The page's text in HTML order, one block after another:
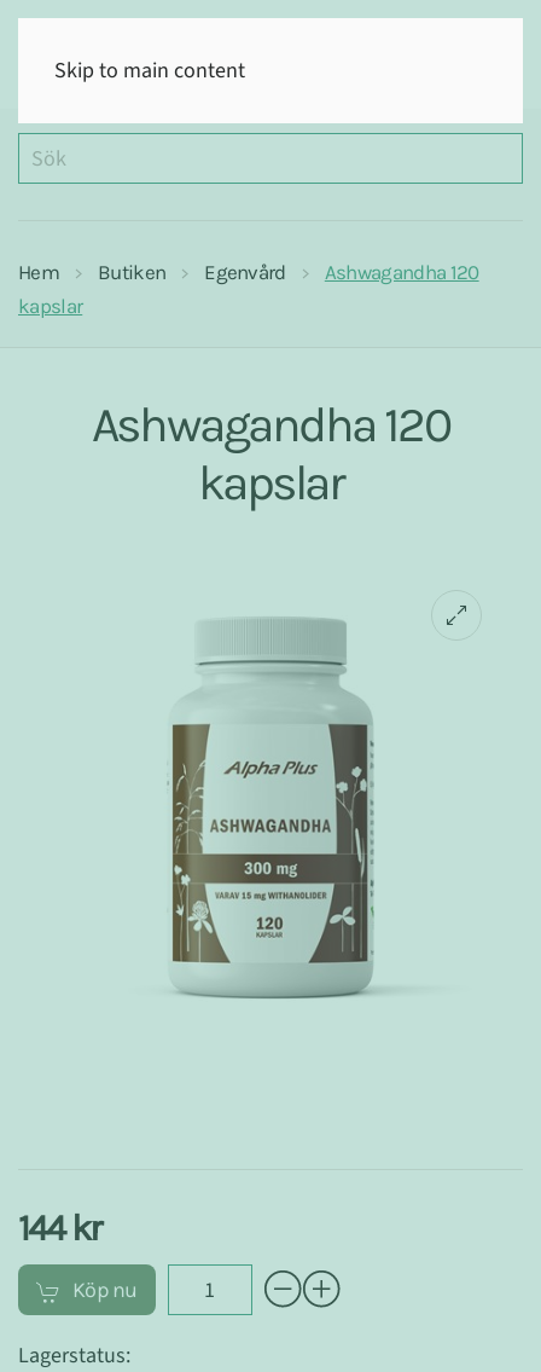
Skip to main content
Hem Butiken Egenvård
Ashwagandha 120
kapslar
Ashwagandha 120
kapslar
144 kr
Köp nu
Lagerstatus: